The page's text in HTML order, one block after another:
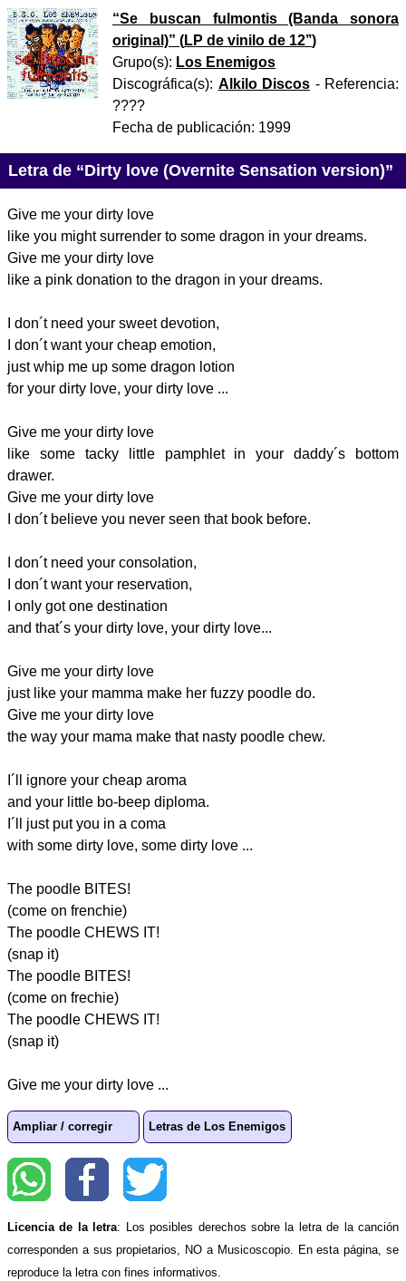
“Se buscan fulmontis (Banda sonora
original)” (LP de vinilo de 12’’)
Grupo(s): Los Enemigos
Discográfica(s): Alkilo Discos - Referencia:
????
Fecha de publicación: 1999
Letra de “Dirty love (Overnite Sensation version)”
Give me your dirty love
like you might surrender to some dragon in your dreams.
Give me your dirty love
like a pink donation to the dragon in your dreams.
I don´t need your sweet devotion,
I don´t want your cheap emotion,
just whip me up some dragon lotion
for your dirty love, your dirty love ...
Give me your dirty love
like some tacky little pamphlet in your daddy´s bottom
drawer.
Give me your dirty love
I don´t believe you never seen that book before.
I don´t need your consolation,
I don´t want your reservation,
I only got one destination
and that´s your dirty love, your dirty love...
Give me your dirty love
just like your mamma make her fuzzy poodle do.
Give me your dirty love
the way your mama make that nasty poodle chew.
I´ll ignore your cheap aroma
and your little bo-beep diploma.
I´ll just put you in a coma
with some dirty love, some dirty love ...
The poodle BITES!
(come on frenchie)
The poodle CHEWS IT!
(snap it)
The poodle BITES!
(come on frechie)
The poodle CHEWS IT!
(snap it)
Give me your dirty love ...
Ampliar / corregir Letras de Los Enemigos
Licencia de la letra: Los posibles derechos sobre la letra de la canción
corresponden a sus propietarios, NO a Musicoscopio. En esta página, se
reproduce la letra con fines informativos.